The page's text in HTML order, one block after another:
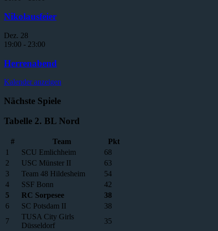
Nikolausfeier
Dez. 28
19:00 - 23:00
Herrenabend
Kalender anzeigen
Nächste Spiele
Tabelle 2. BL Nord
# Team
Pkt
1
SCU Emlichheim
68
2
USC Münster II
63
3
Team 48 Hildesheim
54
4
SSF Bonn
42
5
RC Sorpesee
38
6
SC Potsdam II
38
7
TUSA City Girls
Düsseldorf
35